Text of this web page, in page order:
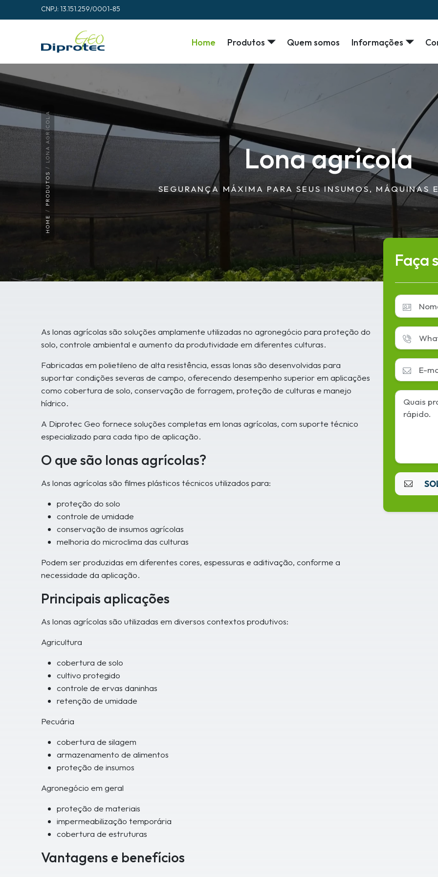
CNPJ: 13.151.259/0001-85
Home Produtos Quem somos Informações
Lona agrícola
SEGURANÇA MÁXIMA PARA SEUS INSUMOS, MÁQUINAS
HOME
PRODUTOS
LONA AGRÍCOLA
As lonas agrícolas são soluções amplamente utilizadas no agronegócio para proteção do
solo, controle ambiental e aumento da produtividade em diferentes culturas.
Fabricadas em polietileno de alta resistência, essas lonas são desenvolvidas para
suportar condições severas de campo, oferecendo desempenho superior em aplicações
como cobertura de solo, conservação de forragem, proteção de culturas e manejo
hídrico.
A Diprotec Geo fornece soluções completas em lonas agrícolas, com suporte técnico
especializado para cada tipo de aplicação.
O que são lonas agrícolas?
As lonas agrícolas são filmes plásticos técnicos utilizados para:
proteção do solo
controle de umidade
conservação de insumos agrícolas
melhoria do microclima das culturas
Podem ser produzidas em diferentes cores, espessuras e aditivação, conforme a
necessidade da aplicação.
Principais aplicações
As lonas agrícolas são utilizadas em diversos contextos produtivos:
Agricultura
cobertura de solo
cultivo protegido
controle de ervas daninhas
retenção de umidade
Pecuária
cobertura de silagem
armazenamento de alimentos
proteção de insumos
Agronegócio em geral
proteção de materiais
impermeabilização temporária
cobertura de estruturas
Vantagens e benefícios
Faça